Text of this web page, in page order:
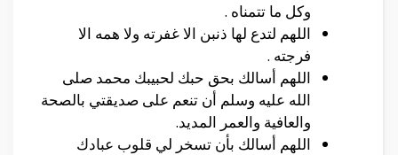
وكل ما تتمناه .
اللهم لتدع لها ذنبن الا غفرته ولا همه الا
فرجته .
اللهم أسالك بحق حبك لحبيبك محمد صلى
الله عليه وسلم أن تنعم على صديقتي بالصحة
والعافية والعمر المديد.
اللهم أسالك بأن تسخر لي قلوب عبادك